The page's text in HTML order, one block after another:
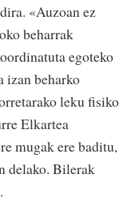
«Auzoan ez
beharrak
egoteko
izan beharko
leku fisiko
Elkartea
mugak ere baditu,
delako. Bilerak